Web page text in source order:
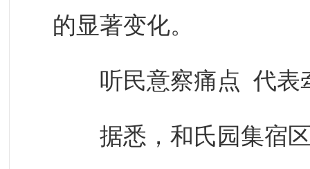
的显著变化。​
听民意察痛点 代表
据悉，和氏园集宿区